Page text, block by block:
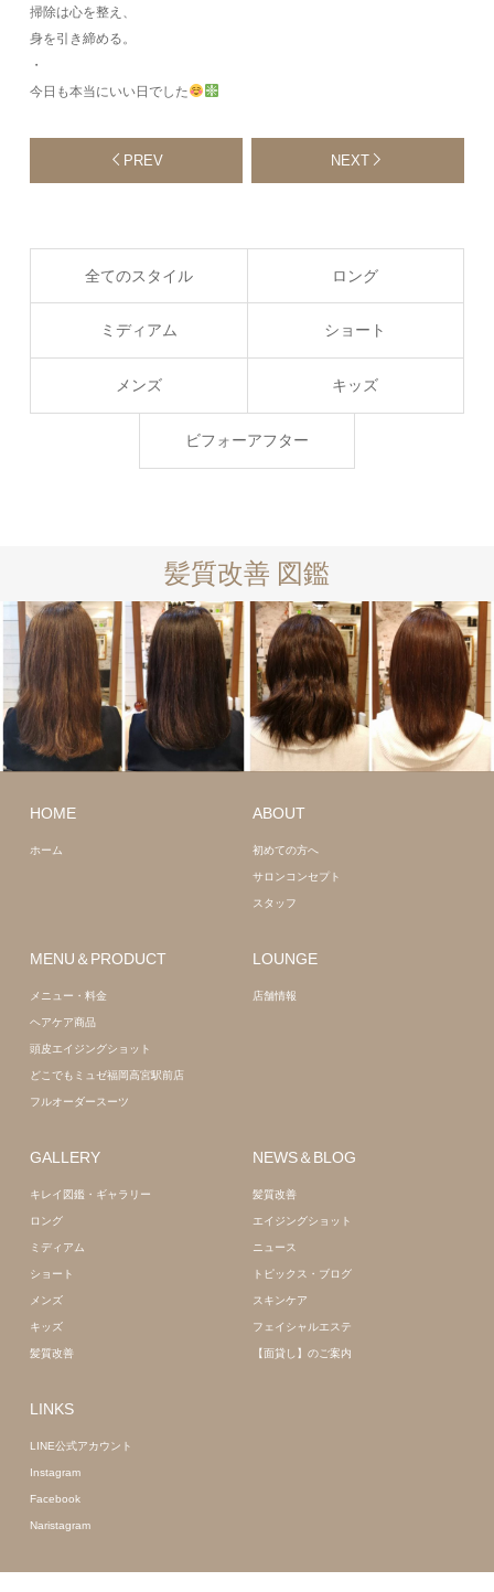
掃除は心を整え、
身を引き締める。
・
今日も本当にいい日でした
PREV NEXT
全てのスタイル ロング
ミディアム ショート
メンズ キッズ
ビフォーアフター
髪質改善 図鑑
HOME
ホーム
ABOUT
初めての方へ
サロンコンセプト
スタッフ
MENU＆PRODUCT
メニュー・料金
ヘアケア商品
頭皮エイジングショット
どこでもミュゼ福岡高宮駅前店
フルオーダースーツ
LOUNGE
店舗情報
GALLERY
キレイ図鑑・ギャラリー
ロング
ミディアム
ショート
メンズ
キッズ
髪質改善
NEWS＆BLOG
髪質改善
エイジングショット
ニュース
トピックス・ブログ
スキンケア
フェイシャルエステ
【面貸し】のご案内
LINKS
LINE公式アカウント
Instagram
Facebook
Naristagram